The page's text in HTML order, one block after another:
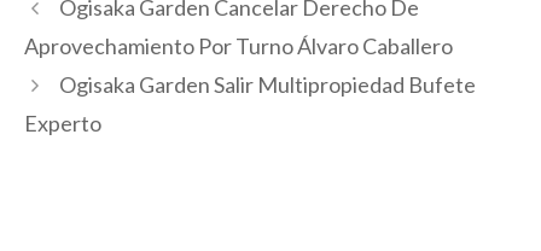
Ogisaka Garden Cancelar Derecho De
Aprovechamiento Por Turno Álvaro Caballero
Ogisaka Garden Salir Multipropiedad Bufete
Experto